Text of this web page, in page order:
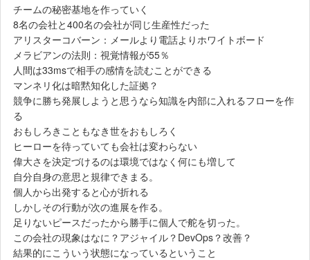
チームの秘密基地を作っていく
8名の会社と400名の会社が同じ生産性だった
アリスターコバーン：メールより電話よりホワイトボード
メラビアンの法則：視覚情報が55％
人間は33msで相手の感情を読むことができる
マンネリ化は暗黙知化した証拠？
競争に勝ち発展しようと思うなら知識を内部に入れるフローを作
る
おもしろきこともなき世をおもしろく
ヒーローを待っていても会社は変わらない
偉大さを決定づけるのは環境ではなく何にも増して
自分自身の意思と規律できまる。
個人から出発すると心が折れる
しかしその行動が次の進展を作る。
足りないピースだったから勝手に個人で舵を切った。
この会社の現象はなに？アジャイル？DevOps？改善？
結果的にこういう状態になっているということ